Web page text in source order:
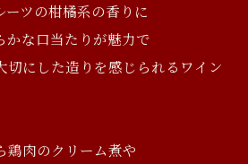
ーツの柑橘系の香りに
かな口当たりが魅力で
切にした造りを感じられるワイン
鶏肉のクリーム煮や